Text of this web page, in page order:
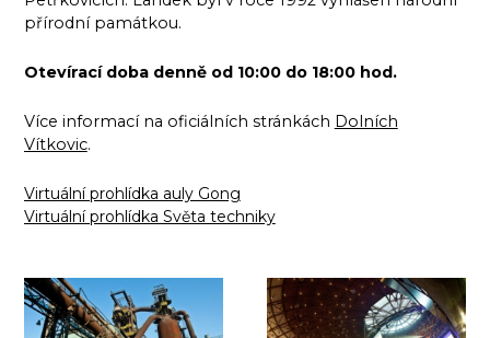
přírodní památkou.
Otevírací doba denně od 10:00 do 18:00 hod.
Více informací na oficiálních stránkách Dolních
Vítkovic.
Virtuální prohlídka auly Gong
Virtuální prohlídka Světa techniky